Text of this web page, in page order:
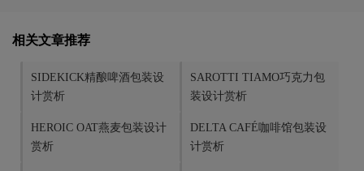
相关文章推荐
SIDEKICK精酿啤酒包装设
计赏析
SAROTTI TIAMO巧克力包
装设计赏析
HEROIC OAT燕麦包装设计
赏析
DELTA CAFÉ咖啡馆包装设
计赏析